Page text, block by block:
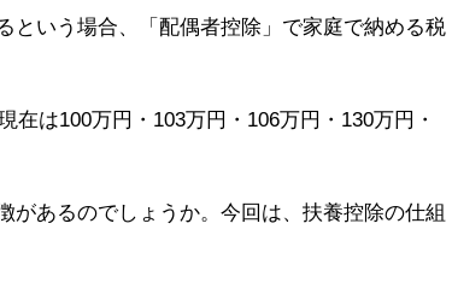
という場合、「配偶者控除」で家庭で納める税
は100万円・103万円・106万円・130万円・
があるのでしょうか。今回は、扶養控除の仕組